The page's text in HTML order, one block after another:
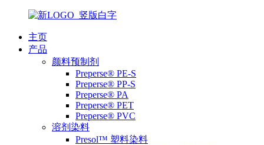
主页
产品
颜料预制剂
Preperse® PE-S
Preperse® PP-S
Preperse® PA
Preperse® PET
Preperse® PVC
溶剂染料
Presol™ 塑料染料